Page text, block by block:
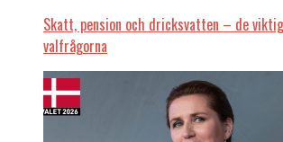
Skatt, pension och dricksvatten – de
valfrågorna